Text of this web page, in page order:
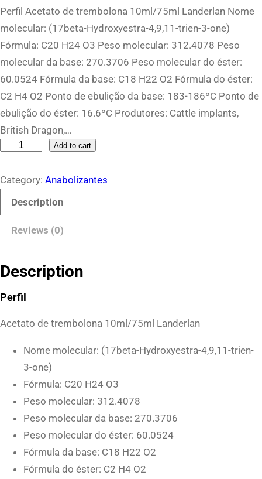
Perfil Acetato de trembolona 10ml/75ml Landerlan Nome
molecular: (17beta-Hydroxyestra-4,9,11-trien-3-one)
Fórmula: C20 H24 O3 Peso molecular: 312.4078 Peso
molecular da base: 270.3706 Peso molecular do éster:
60.0524 Fórmula da base: C18 H22 O2 Fórmula do éster:
C2 H4 O2 Ponto de ebulição da base: 183-186ºC Ponto de
ebulição do éster: 16.6ºC Produtores: Cattle implants,
British Dragon,…
e
b
o
a
Add to cart
Category: Anabolizantes
Description
Reviews (0)
Description
Perfil
Acetato de trembolona 10ml/75ml Landerlan
Nome molecular: (17beta-Hydroxyestra-4,9,11-trien-
3-one)
Fórmula: C20 H24 O3
Peso molecular: 312.4078
Peso molecular da base: 270.3706
Peso molecular do éster: 60.0524
Fórmula da base: C18 H22 O2
Fórmula do éster: C2 H4 O2